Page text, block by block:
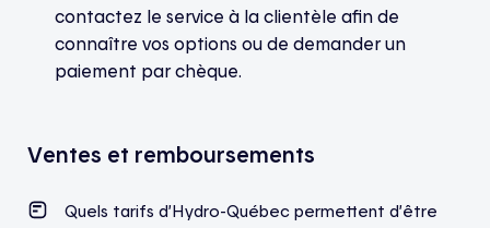
contactez le service à la clientèle afin de
connaître vos options ou de demander un
paiement par chèque.
Ventes et remboursements
Quels tarifs d’Hydro-Québec permettent d’être